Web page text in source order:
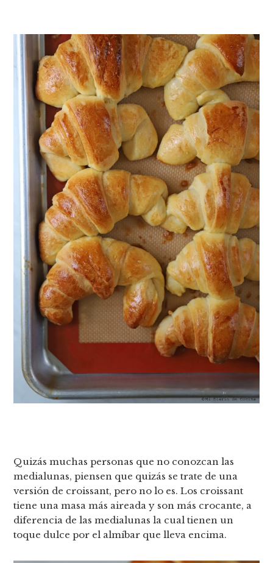
Quizás muchas personas que no conozcan las
medialunas, piensen que quizás se trate de una
versión de croissant, pero no lo es. Los croissant
tiene una masa más aireada y son más crocante, a
diferencia de las medialunas la cual tienen un
toque dulce por el almíbar que lleva encima.